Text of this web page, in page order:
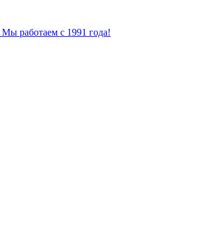
Мы работаем с 1991 года!